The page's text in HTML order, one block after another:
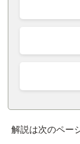
解説は次のペー